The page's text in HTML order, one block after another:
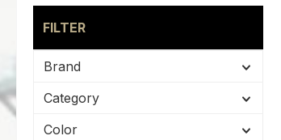
FILTER
Brand
Category
Color